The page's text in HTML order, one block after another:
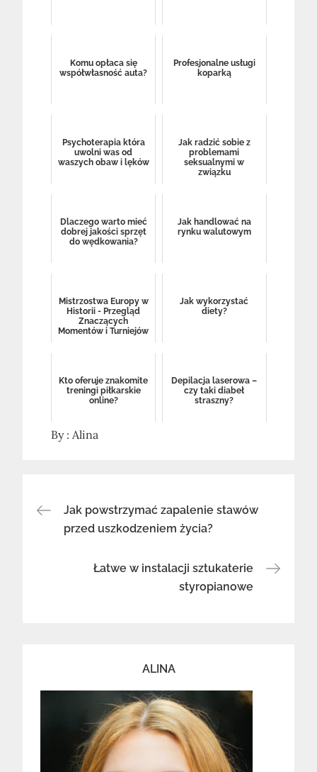
Komu opłaca się
współwłasność auta?
Profesjonalne usługi
koparką
Psychoterapia która
uwolni was od
waszych obaw i lęków
Jak radzić sobie z
problemami
seksualnymi w
związku
Dlaczego warto mieć
dobrej jakości sprzęt
do wędkowania?
Jak handlować na
rynku walutowym
Mistrzostwa Europy w
Historii - Przegląd
Znaczących
Momentów i Turniejów
Jak wykorzystać
diety?
Kto oferuje znakomite
treningi piłkarskie
online?
Depilacja laserowa –
czy taki diabeł
straszny?
By :Alina
Nawigacja
wpisu
Jak powstrzymać zapalenie stawów
przed uszkodzeniem życia?
Łatwe w instalacji sztukaterie
styropianowe
ALINA